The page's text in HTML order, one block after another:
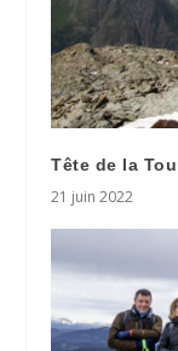
Tête de la
21 juin 2022